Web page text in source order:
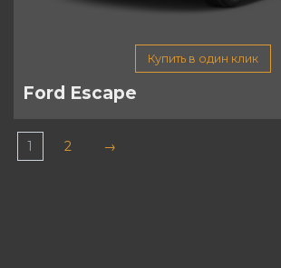
Купить в один клик
Ford Escape
1 2 →